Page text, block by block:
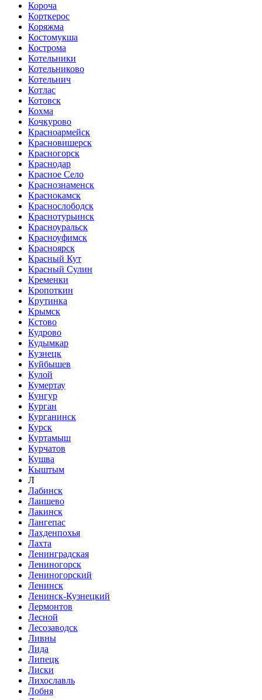
Короча
Корткерос
Коряжма
Костомукша
Кострома
Котельники
Котельниково
Котельнич
Котлас
Котовск
Кохма
Кочкурово
Красноармейск
Красновишерск
Красногорск
Краснодар
Красное Село
Краснознаменск
Краснокамск
Краснослободск
Краснотурьинск
Красноуральск
Красноуфимск
Красноярск
Красный Кут
Красный Сулин
Кременки
Кропоткин
Крутинка
Крымск
Кстово
Кудрово
Кудымкар
Кузнецк
Куйбышев
Кулой
Кумертау
Кунгур
Курган
Курганинск
Курск
Куртамыш
Курчатов
Кушва
Кыштым
Л
Лабинск
Лаишево
Лакинск
Лангепас
Лахденпохья
Лахта
Ленинградская
Лениногорск
Лениногорский
Ленинск
Ленинск-Кузнецкий
Лермонтов
Лесной
Лесозаводск
Ливны
Лида
Липецк
Лиски
Лихославль
Лобня